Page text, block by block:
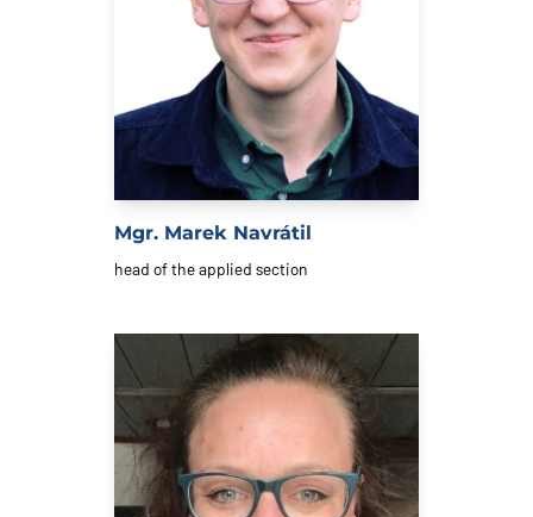
Mgr. Marek Navrátil
head of the applied section